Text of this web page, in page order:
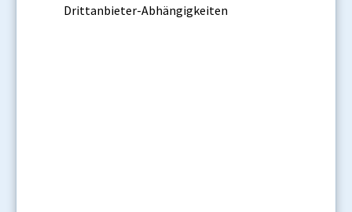
Drittanbieter-Abhängigkeiten